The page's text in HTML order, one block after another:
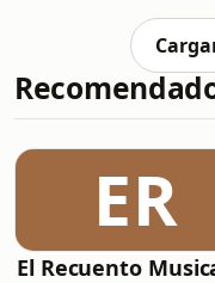
acerca de
éstos
afectar
con
ER
El Recuento